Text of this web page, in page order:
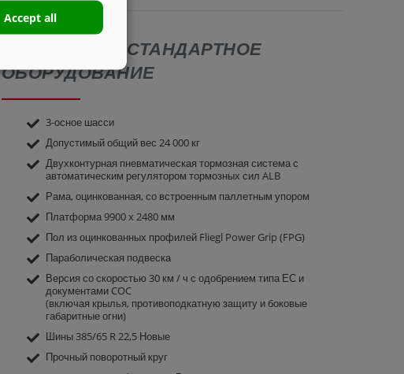
DPW 240 BL | СТАНДАРТНОЕ
ОБОРУДОВАНИЕ
3-осное шасси
Допустимый общий вес 24 000 кг
Двухконтурная пневматическая тормозная система с
автоматическим регулятором тормозных сил ALB
Рама, оцинкованная, со встроенным паллетным упором
Платформа 9900 x 2480 мм
Пол из оцинкованных профилей Fliegl Power Grip (FPG)
Параболическая подвеска
Версия со скоростью 30 км / ч с одобрением типа ЕС и
документами COC
(включая крылья, противоподкатную защиту и боковые
габаритные огни)
Шины 385/65 R 22,5 Новые
Прочный поворотный круг
Accept all